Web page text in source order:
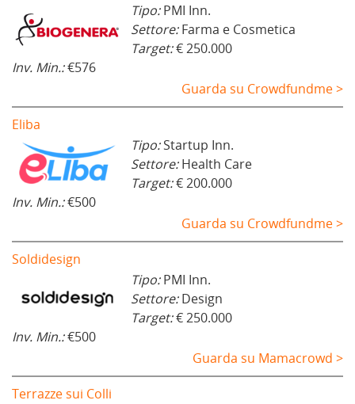
Tipo:PMI Inn.
Settore:Farma e Cosmetica
Target:€ 250.000
Inv. Min.:€576
Guarda su Crowdfundme >
Eliba
Tipo:Startup Inn.
Settore:Health Care
Target:€ 200.000
Inv. Min.:€500
Guarda su Crowdfundme >
Soldidesign
Tipo:PMI Inn.
Settore:Design
Target:€ 250.000
Inv. Min.:€500
Guarda su Mamacrowd >
Terrazze sui Colli